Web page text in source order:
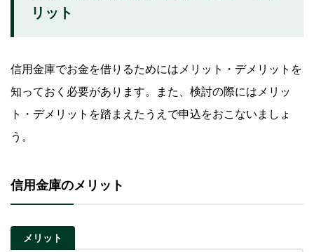
リット
信用金庫でお金を借りるためにはメリット・デメリットを
知っておく必要があります。また、検討の際にはメリッ
ト・デメリットを踏まえたうえで申込をおこないましょ
う。
信用金庫のメリット
メリット